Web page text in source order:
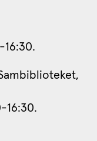
16:30.